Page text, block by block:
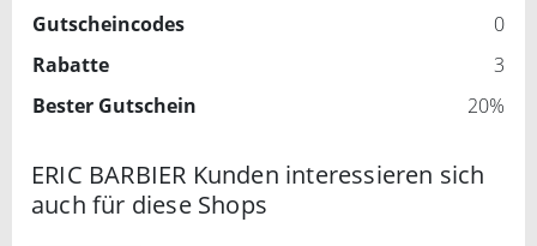
Gutscheincodes
0
Rabatte
3
Bester Gutschein
20%
ERIC BARBIER Kunden interessieren sich
auch für diese Shops